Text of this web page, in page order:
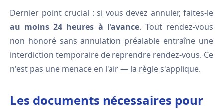
Dernier point crucial : si vous devez annuler, faites-le
au moins 24 heures à l'avance. Tout rendez-vous
non honoré sans annulation préalable entraîne une
interdiction temporaire de reprendre rendez-vous. Ce
n'est pas une menace en l'air — la règle s'applique.
Les documents nécessaires pour